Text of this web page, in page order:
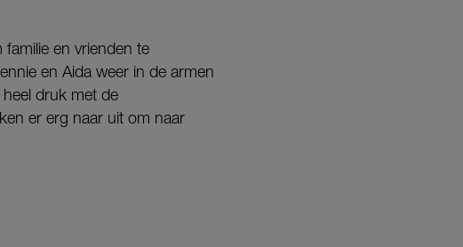
en vrienden te
en Aida weer in de armen
heel druk met de
er erg naar uit om naar